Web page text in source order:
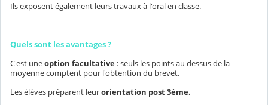
Ils exposent également leurs travaux à l'oral en classe.
Quels sont les avantages ?
C'est uneoption facultative : seuls les points au dessus de la
moyenne comptent pour l'obtention du brevet.
Les élèves préparent leurorientation post 3ème.